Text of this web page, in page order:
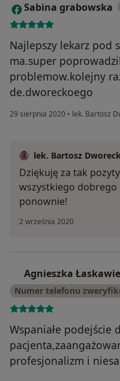
S Sabina grabowska
Najlepszy lekarz pod
ma.super
problemow.kolejny
de.dworeckoego
29 sierpnia 2020 • lek. Bartosz
lek. Bartosz
Dziękuję za tak
wszystkiego dobrego
ponownie!
2 września 2020
Agnieszka
Numer telefonu
Wspaniałe podejście
profesjonalizm i